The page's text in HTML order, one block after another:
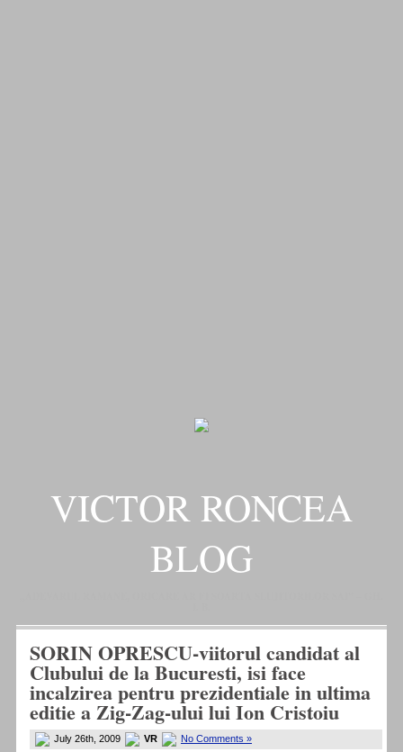
VICTOR RONCEA
BLOG
SORIN OPRESCU-viitorul candidat al
Clubului de la Bucuresti, isi face
incalzirea pentru prezidentiale in ultima
editie a Zig-Zag-ului lui Ion Cristoiu
July 26th, 2009 VR No Comments »